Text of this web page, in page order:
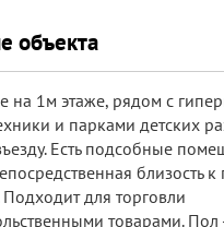
объекта
на 1м этаже, рядом с
и парками детских
Есть подсобные
близость к
Подходит для торговли
товарами. Пол